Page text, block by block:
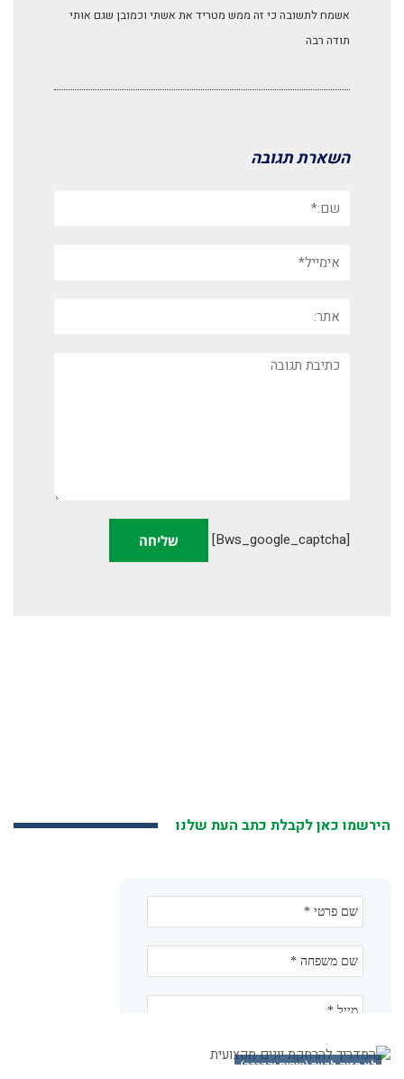
אשמח לתשובה כי זה ממש מטריד את אשתי וכמובן שגם אותי
תודה רבה
השארת תגובה
תגובה
[bws_google_captcha]
הירשמו כאן לקבלת כתב העת שלנו
לא מזיק לדעת (טיפים והדרכה)